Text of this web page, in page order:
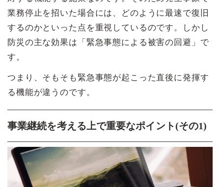
業務停止を招いた場合には、どのように最速で復旧
するのかといった点を重視しているのです。しかし
防災の主な効果は「緊急事態による被害の回避」で
す。
つまり、そもそも緊急事態が起こった直後に発揮す
る機能が違うのです。
事業継続を考える上で重要なポイント(その1)